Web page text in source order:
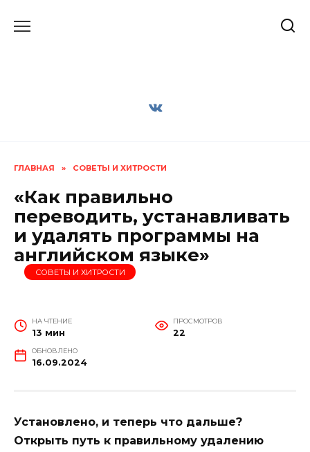
ГЛАВНАЯ » СОВЕТЫ И ХИТРОСТИ
«Как правильно
переводить, устанавливать
и удалять программы на
английском языке»
СОВЕТЫ И ХИТРОСТИ
НА ЧТЕНИЕ
13 мин
ПРОСМОТРОВ
22
ОБНОВЛЕНО
16.09.2024
Установлено, и теперь что дальше?
Открыть путь к правильному удалению